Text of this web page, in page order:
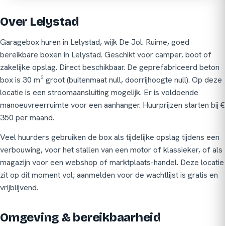
Over Lelystad
Garagebox huren in Lelystad, wijk De Jol. Ruime, goed
bereikbare boxen in Lelystad. Geschikt voor camper, boot of
zakelijke opslag. Direct beschikbaar. De geprefabriceerd beton
box is 30 m² groot (buitenmaat null, doorrijhoogte null). Op deze
locatie is een stroomaansluiting mogelijk. Er is voldoende
manoeuvreerruimte voor een aanhanger. Huurprijzen starten bij €
350 per maand.
Veel huurders gebruiken de box als tijdelijke opslag tijdens een
verbouwing, voor het stallen van een motor of klassieker, of als
magazijn voor een webshop of marktplaats-handel. Deze locatie
zit op dit moment vol; aanmelden voor de wachtlijst is gratis en
vrijblijvend.
Omgeving & bereikbaarheid